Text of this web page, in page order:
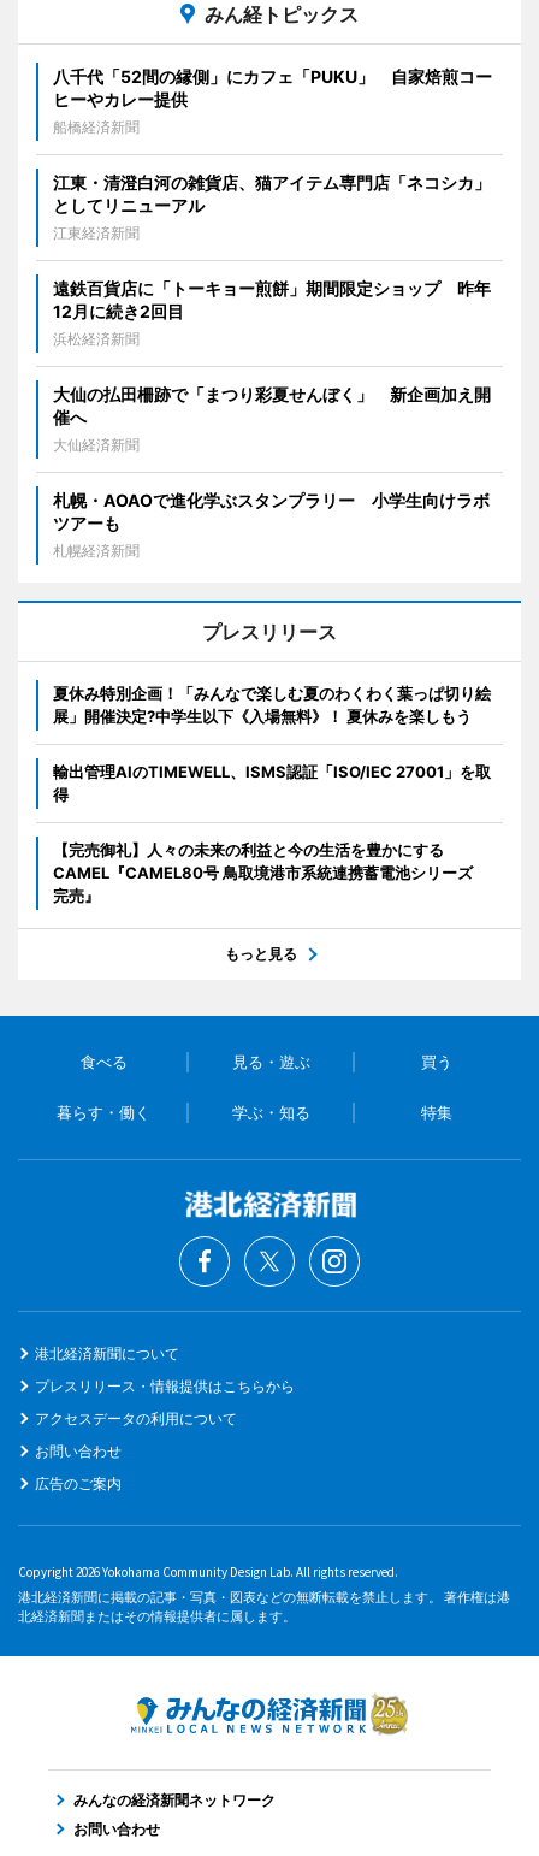
みん経トピックス
八千代「52間の縁側」にカフェ「PUKU」 自家焙煎コー
ヒーやカレー提供
船橋経済新聞
江東・清澄白河の雑貨店、猫アイテム専門店「ネコシカ」
としてリニューアル
江東経済新聞
遠鉄百貨店に「トーキョー煎餅」期間限定ショップ 昨年
12月に続き2回目
浜松経済新聞
大仙の払田柵跡で「まつり彩夏せんぼく」 新企画加え開
催へ
大仙経済新聞
札幌・AOAOで進化学ぶスタンプラリー 小学生向けラボ
ツアーも
札幌経済新聞
プレスリリース
夏休み特別企画！「みんなで楽しむ夏のわくわく葉っぱ切り絵
展」開催決定?中学生以下《入場無料》！ 夏休みを楽しもう
輸出管理AIのTIMEWELL、ISMS認証「ISO/IEC 27001」を取
得
【完売御礼】人々の未来の利益と今の生活を豊かにする
CAMEL『CAMEL80号 鳥取境港市系統連携蓄電池シリーズ
完売』
もっと見る
食べる 見る・遊ぶ 買う
暮らす・働く 学ぶ・知る 特集
港北経済新聞について
プレスリリース・情報提供はこちらから
アクセスデータの利用について
お問い合わせ
広告のご案内
Copyright 2026 Yokohama Community Design Lab. All rights reserved.
港北経済新聞に掲載の記事・写真・図表などの無断転載を禁止します。 著作権は港
北経済新聞またはその情報提供者に属します。
みんなの経済新聞ネットワーク
お問い合わせ